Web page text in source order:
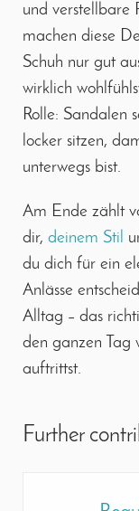
und verstellbare
machen diese
Schuh nur gut
wirklich
Rolle: Sandalen
locker sitzen,
unterwegs bist.
Am Ende zählt
dir, deinem Stil
du dich für ein
Anlässe
Alltag – das
den ganzen Tag
auftrittst.
Further